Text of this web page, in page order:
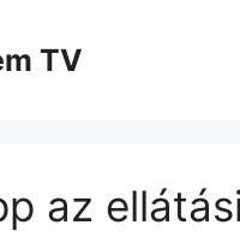
TV
az